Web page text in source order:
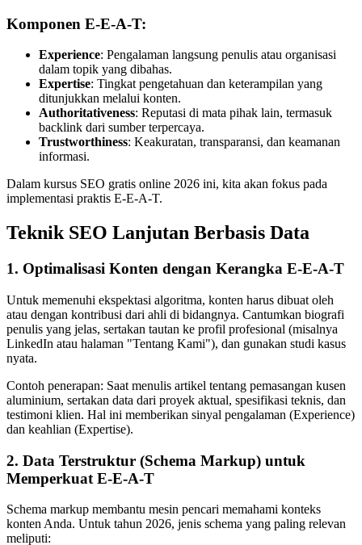
Komponen E-E-A-T:
Experience: Pengalaman langsung penulis atau organisasi
dalam topik yang dibahas.
Expertise: Tingkat pengetahuan dan keterampilan yang
ditunjukkan melalui konten.
Authoritativeness: Reputasi di mata pihak lain, termasuk
backlink dari sumber terpercaya.
Trustworthiness: Keakuratan, transparansi, dan keamanan
informasi.
Dalam kursus SEO gratis online 2026 ini, kita akan fokus pada
implementasi praktis E-E-A-T.
Teknik SEO Lanjutan Berbasis Data
1. Optimalisasi Konten dengan Kerangka E-E-A-T
Untuk memenuhi ekspektasi algoritma, konten harus dibuat oleh
atau dengan kontribusi dari ahli di bidangnya. Cantumkan biografi
penulis yang jelas, sertakan tautan ke profil profesional (misalnya
LinkedIn atau halaman "Tentang Kami"), dan gunakan studi kasus
nyata.
Contoh penerapan: Saat menulis artikel tentang pemasangan kusen
aluminium, sertakan data dari proyek aktual, spesifikasi teknis, dan
testimoni klien. Hal ini memberikan sinyal pengalaman (Experience)
dan keahlian (Expertise).
2. Data Terstruktur (Schema Markup) untuk
Memperkuat E-E-A-T
Schema markup membantu mesin pencari memahami konteks
konten Anda. Untuk tahun 2026, jenis schema yang paling relevan
meliputi: